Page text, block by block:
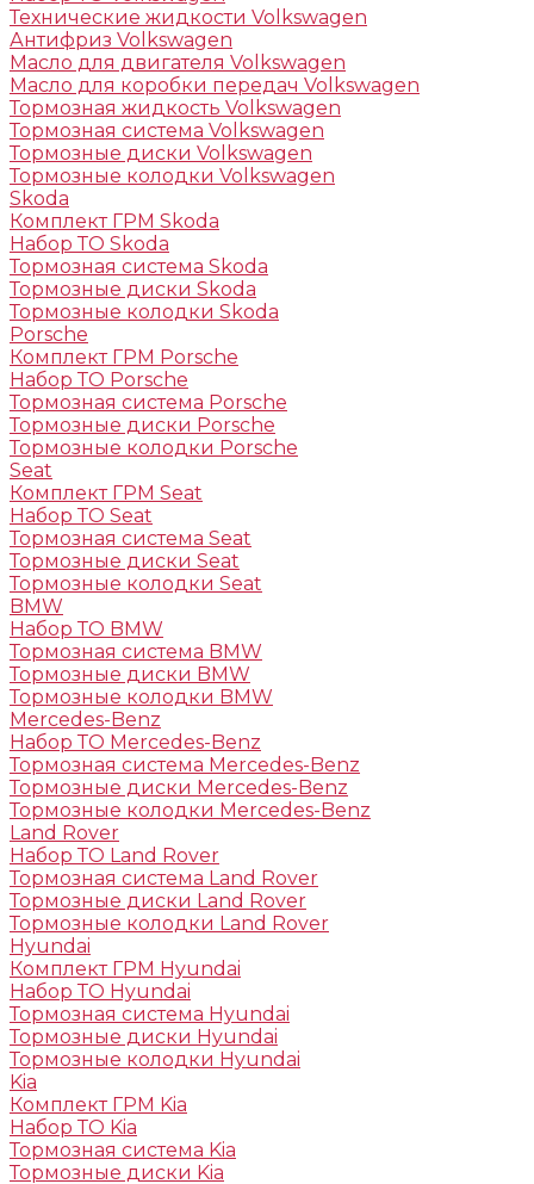
Технические жидкости Volkswagen
Антифриз Volkswagen
Масло для двигателя Volkswagen
Масло для коробки передач Volkswagen
Тормозная жидкость Volkswagen
Тормозная система Volkswagen
Тормозные диски Volkswagen
Тормозные колодки Volkswagen
Skoda
Комплект ГРМ Skoda
Набор ТО Skoda
Тормозная система Skoda
Тормозные диски Skoda
Тормозные колодки Skoda
Porsche
Комплект ГРМ Porsche
Набор ТО Porsche
Тормозная система Porsche
Тормозные диски Porsche
Тормозные колодки Porsche
Seat
Комплект ГРМ Seat
Набор ТО Seat
Тормозная система Seat
Тормозные диски Seat
Тормозные колодки Seat
BMW
Набор ТО BMW
Тормозная система BMW
Тормозные диски BMW
Тормозные колодки BMW
Mercedes-Benz
Набор ТО Mercedes-Benz
Тормозная система Mercedes-Benz
Тормозные диски Mercedes-Benz
Тормозные колодки Mercedes-Benz
Land Rover
Набор ТО Land Rover
Тормозная система Land Rover
Тормозные диски Land Rover
Тормозные колодки Land Rover
Hyundai
Комплект ГРМ Hyundai
Набор ТО Hyundai
Тормозная система Hyundai
Тормозные диски Hyundai
Тормозные колодки Hyundai
Kia
Комплект ГРМ Kia
Набор ТО Kia
Тормозная система Kia
Тормозные диски Kia